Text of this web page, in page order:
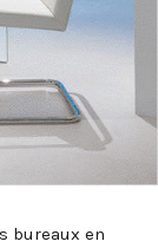
bureaux en